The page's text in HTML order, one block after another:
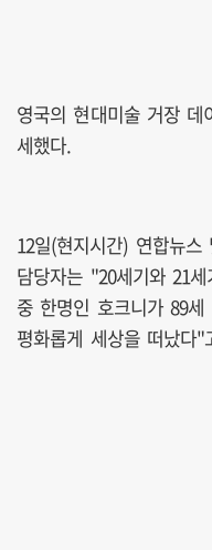
영국의 현대미술 거장
세했다.
12일(현지시간) 연합뉴
담당자는 "20세기와 21
중 한명인 호크니가 89
평화롭게 세상을 떠났다"